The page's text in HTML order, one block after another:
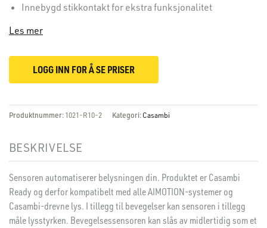
Innebygd stikkontakt for ekstra funksjonalitet
Les mer
LOGG INN FOR Å SE PRISER
Produktnummer: 1021-R10-2 Kategori: Casambi
BESKRIVELSE
Sensoren automatiserer belysningen din. Produktet er Casambi
Ready og derfor kompatibelt med alle AIMOTION-systemer og
Casambi-drevne lys. I tillegg til bevegelser kan sensoren i tillegg
måle lysstyrken. Bevegelsessensoren kan slås av midlertidig som et